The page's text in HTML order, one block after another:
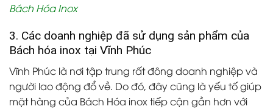
Bách Hóa Inox
3. Các doanh nghiệp đã sử dụng sản phẩm của
Bách hóa inox tại Vĩnh Phúc
Vĩnh Phúc là nơi tập trung rất đông doanh nghiệp và
người lao động đổ về. Do đó, đây cũng là yếu tố giúp
mặt hàng của Bách Hóa inox tiếp cận gần hơn với